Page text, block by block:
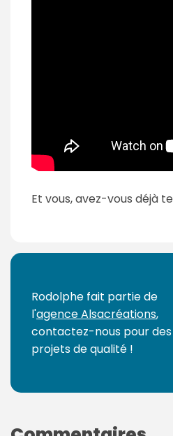
Et vous, avez-vous déjà
Rodolphe fait partie de
l'agence Alsacréations,
contactez-nous pour des
projets de qualité !